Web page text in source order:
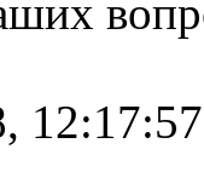
12:17:57